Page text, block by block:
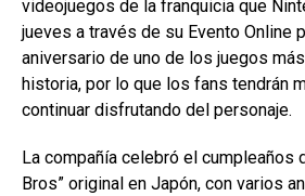
videojuegos de la franquicia que
jueves a través de su Evento Online
aniversario de uno de los juegos
historia, por lo que los fans tendrán
continuar disfrutando del personaje.
La compañía celebró el cumpleaños
Bros” original en Japón, con varios